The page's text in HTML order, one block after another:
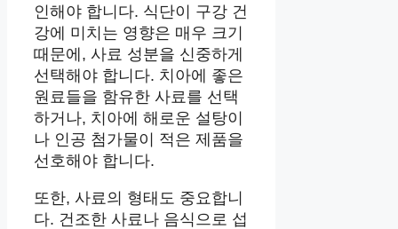
인해야 합니다. 식단이 구강 건
강에 미치는 영향은 매우 크기
때문에, 사료 성분을 신중하게
선택해야 합니다. 치아에 좋은
원료들을 함유한 사료를 선택
하거나, 치아에 해로운 설탕이
나 인공 첨가물이 적은 제품을
선호해야 합니다.
또한, 사료의 형태도 중요합니
다. 건조한 사료나 음식으로 섭